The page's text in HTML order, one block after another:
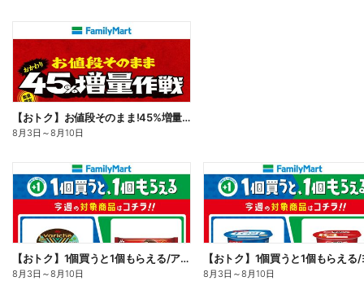
【おトク】お値段そのまま!45%増量作戦!
8月3日 ～8月10日
【おトク】1個買うと1個もらえる/アイス
8月3日 ～8月10日 8月3日 ～8月10日